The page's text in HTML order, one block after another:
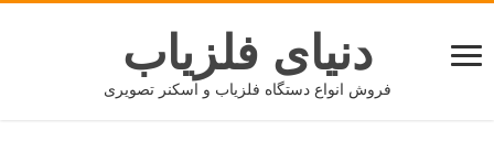
دنیای فلزیاب
فروش انواع دستگاه فلزیاب و اسکنر تصویری